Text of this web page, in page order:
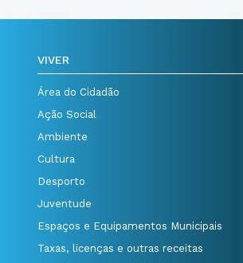
VIVER
Área do Cidadão
Ação Social
Ambiente
Cultura
Desporto
Juventude
Espaços e Equipamentos Municipais
Taxas, licenças e outras receitas